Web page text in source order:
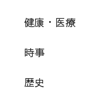
健康・医療
時事
歴史